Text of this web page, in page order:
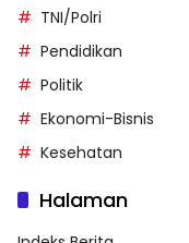
TNI/Polri
Pendidikan
Politik
Ekonomi-Bisnis
Kesehatan
Halaman